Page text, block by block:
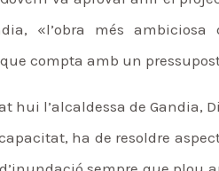
«l’obra més
compta amb un
hui l’alcaldessa de Gandia,
ha de resoldre